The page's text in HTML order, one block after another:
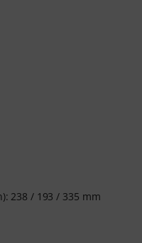
238 / 193 / 335 mm